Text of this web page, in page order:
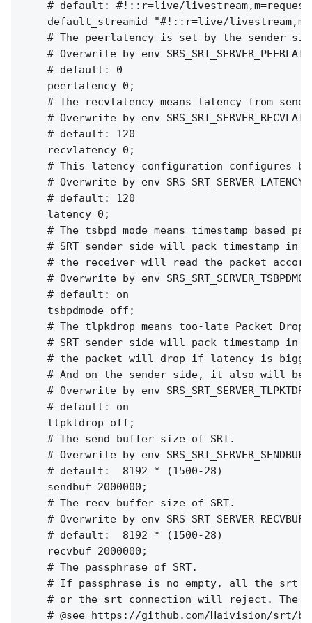
    # default: #!::r=live/livestream,m=request
default_streamid "#!::r=live/
# The peerlatency is set by the sender
# Overwrite by env
    # default: 0
    peerlatency 0;
# The recvlatency means latency from
# Overwrite by env
    # default: 120
    recvlatency 0;
# This latency configuration configures
    # Overwrite by env SRS_SRT_SERVER_LATENCY
    # default: 120
    latency 0;
# The tsbpd mode means timestamp based
# SRT sender side will pack timestamp in
# the receiver will read the packet
# Overwrite by env
    # default: on
    tsbpdmode off;
    # The tlpkdrop means too-late Packet Drop
# SRT sender side will pack timestamp in
# the packet will drop if latency is
# And on the sender side, it also will
# Overwrite by env
    # default: on
    tlpktdrop off;
    # The send buffer size of SRT.
    # Overwrite by env SRS_SRT_SERVER_SENDBUF
    # default:  8192 * (1500-28)
    sendbuf 2000000;
    # The recv buffer size of SRT.
    # Overwrite by env SRS_SRT_SERVER_RECVBUF
    # default:  8192 * (1500-28)
    recvbuf 2000000;
    # The passphrase of SRT.
# If passphrase is no empty, all the srt
# or the srt connection will reject. The
# @see https://github.com/Haivision/srt/